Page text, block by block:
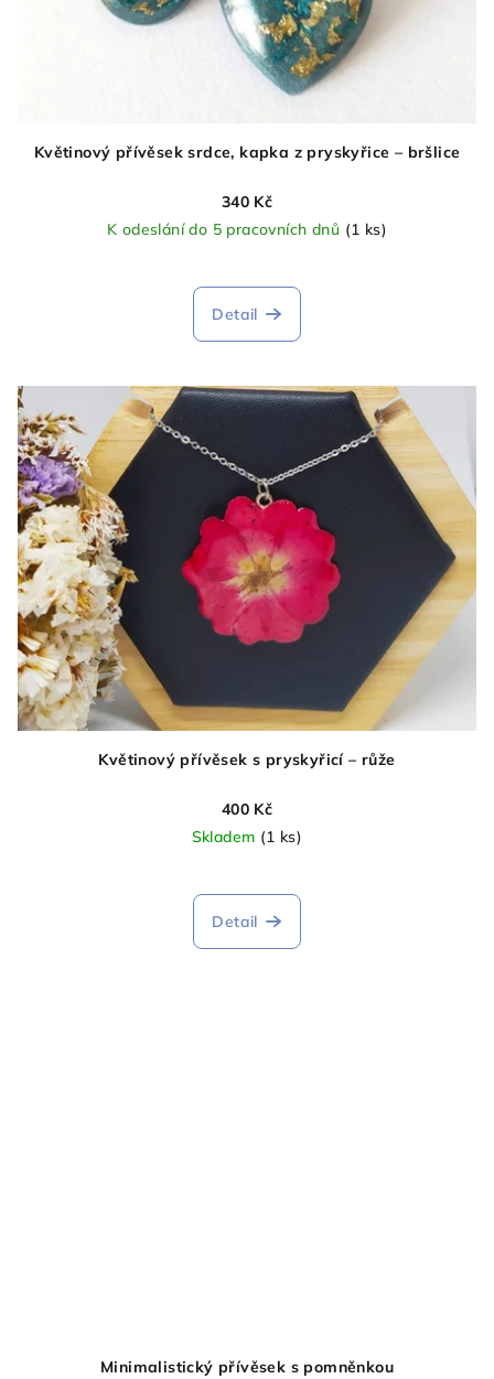
Květinový přívěsek srdce, kapka z pryskyřice – bršlice
340 Kč
K odeslání do 5 pracovních dnů (1 ks)
Detail
Květinový přívěsek s pryskyřicí – růže
400 Kč
Skladem (1 ks)
Detail
Minimalistický přívěsek s pomněnkou